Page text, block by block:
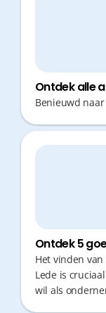
hanteert. De
gemoedsrust
Ontdek alle
Benieuwd
Ontdek 5
Het vinden
Lede is
wil als